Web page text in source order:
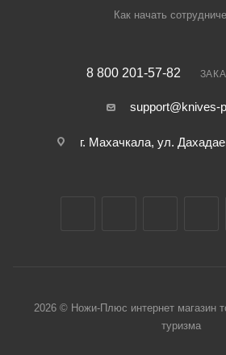
Как начать
8 800 201-57-82
support@knives-
г. Махачкала, ул.
2026 © Ножи-Плюс интернет магазин
туризма